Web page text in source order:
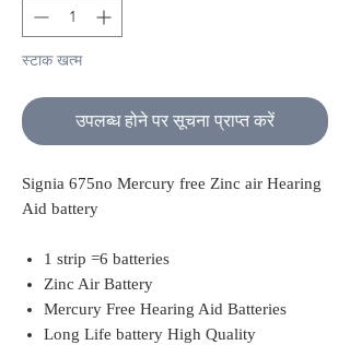
स्टाक खत्म
उपलब्ध होने पर सूचना प्राप्त करें
Signia 675no Mercury free Zinc air Hearing
Aid battery
1 strip =6 batteries
Zinc Air Battery
Mercury Free Hearing Aid Batteries
Long Life battery High Quality